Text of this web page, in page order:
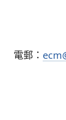
電郵：